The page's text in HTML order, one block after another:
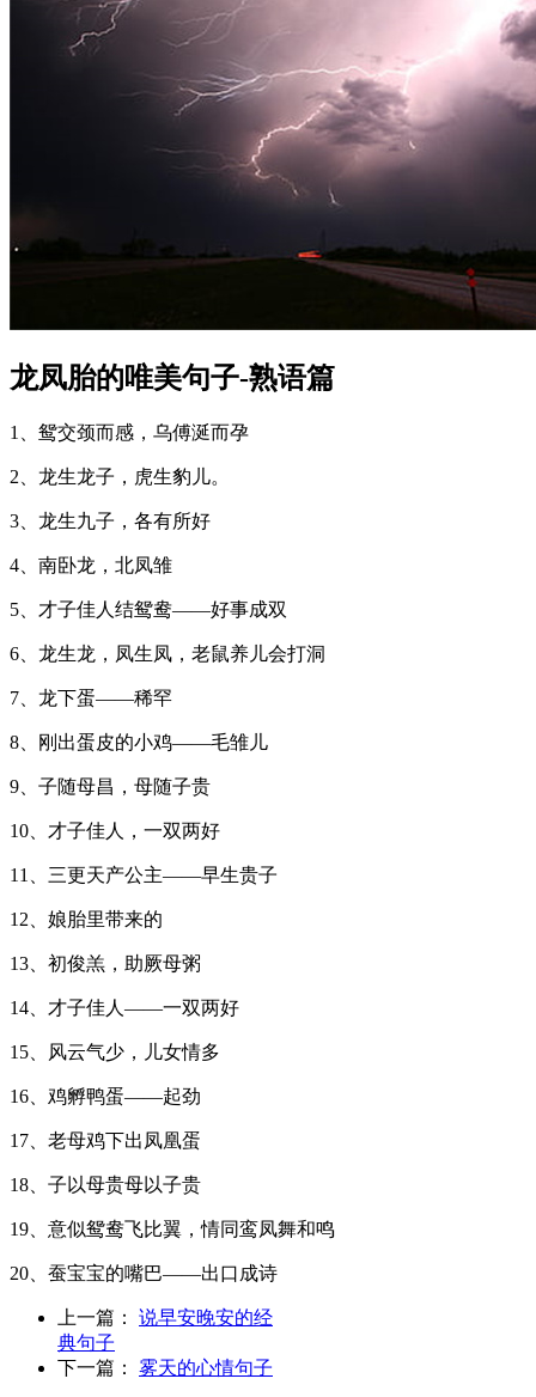
龙凤胎的唯美句子-熟语篇
1、鸳交颈而感，乌傅涎而孕
2、龙生龙子，虎生豹儿。
3、龙生九子，各有所好
4、南卧龙，北凤雏
5、才子佳人结鸳鸯——好事成双
6、龙生龙，凤生凤，老鼠养儿会打洞
7、龙下蛋——稀罕
8、刚出蛋皮的小鸡——毛雏儿
9、子随母昌，母随子贵
10、才子佳人，一双两好
11、三更天产公主——早生贵子
12、娘胎里带来的
13、初俊羔，助厥母粥
14、才子佳人——一双两好
15、风云气少，儿女情多
16、鸡孵鸭蛋——起劲
17、老母鸡下出凤凰蛋
18、子以母贵母以子贵
19、意似鸳鸯飞比翼，情同鸾凤舞和鸣
20、蚕宝宝的嘴巴——出口成诗
上一篇：
说早安晚安的经
典句子
下一篇：
雾天的心情句子